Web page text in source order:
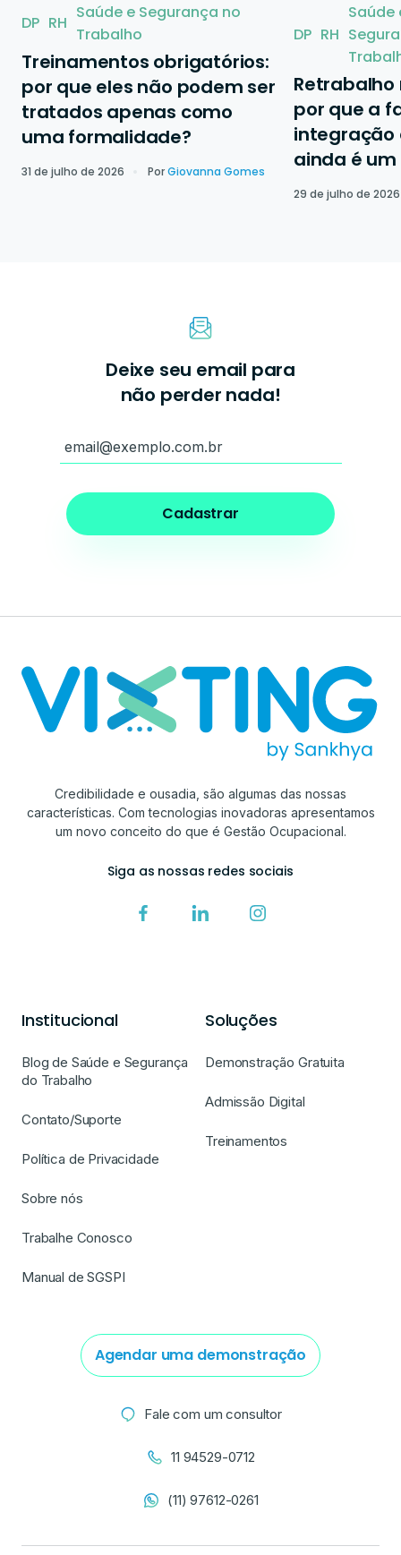
DP RH
Saúde e Segurança no
Trabalho
Treinamentos obrigatórios:
por que eles não podem ser
tratados apenas como
uma formalidade?
31 de julho de 2026 PorGiovanna Gomes
DP RH
Saúde
Retrabalho
por que a
integração
ainda é
29 de julho de 2026
Deixe seu email para
não perder nada!
Credibilidade e ousadia, são algumas das nossas
características. Com tecnologias inovadoras apresentamos
um novo conceito do que é Gestão Ocupacional.
Siga as nossas redes sociais
Institucional
Blog de Saúde e Segurança
do Trabalho
Contato/Suporte
Política de Privacidade
Sobre nós
Trabalhe Conosco
Manual de SGSPI
Soluções
Demonstração Gratuita
Admissão Digital
Treinamentos
Agendar uma demonstração
Fale com um consultor
11 94529-0712
(11) 97612-0261